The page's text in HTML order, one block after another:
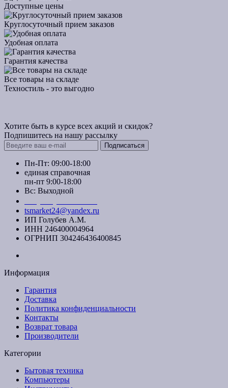
Доступные цены
Круглосуточный прием заказов
Удобная оплата
Гарантия качества
Все товары на складе
Техностиль - это выгодно
Хотите быть в курсе всех акций и скидок?
Подпишитесь на нашу рассылку
Подписаться
Пн-Пт: 09:00-18:00
единая справочная
пн-пт 9:00-18:00
Вс: Выходной
tsmarket24@yandex.ru
ИП Голубев А.М.
ИНН 246400004964
ОГРНИП 304246436400845
Информация
Гарантия
Доставка
Политика конфиденциальности
Контакты
Возврат товара
Производители
Категории
Бытовая техника
Компьютеры